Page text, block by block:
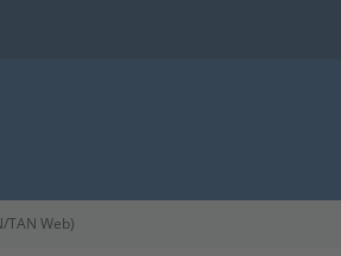
TAN Web)